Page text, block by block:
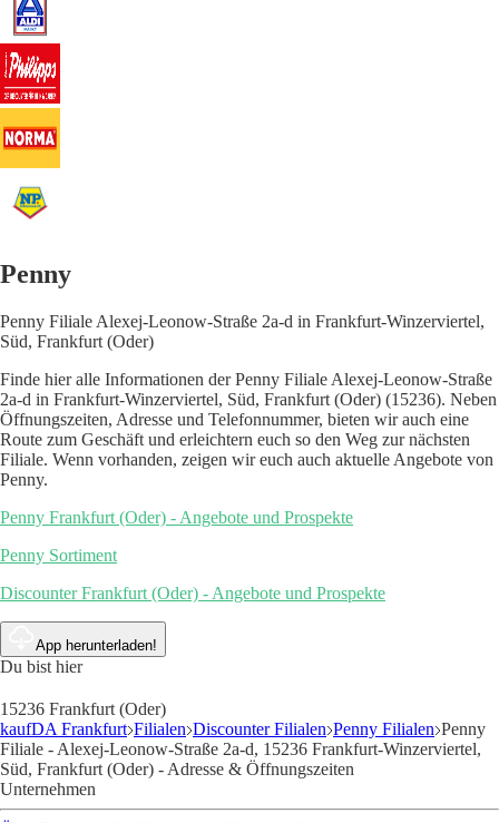
Penny
Penny Filiale Alexej-Leonow-Straße 2a-d in Frankfurt-Winzerviertel,
Süd, Frankfurt (Oder)
Finde hier alle Informationen der Penny Filiale Alexej-Leonow-Straße
2a-d in Frankfurt-Winzerviertel, Süd, Frankfurt (Oder) (15236). Neben
Öffnungszeiten, Adresse und Telefonnummer, bieten wir auch eine
Route zum Geschäft und erleichtern euch so den Weg zur nächsten
Filiale. Wenn vorhanden, zeigen wir euch auch aktuelle Angebote von
Penny.
Penny Frankfurt (Oder) - Angebote und Prospekte
Penny Sortiment
Discounter Frankfurt (Oder) - Angebote und Prospekte
App herunterladen!
Du bist hier
15236 Frankfurt (Oder)
kaufDA Frankfurt Filialen Discounter Filialen Penny Filialen Penny
Filiale - Alexej-Leonow-Straße 2a-d, 15236 Frankfurt-Winzerviertel,
Süd, Frankfurt (Oder) - Adresse & Öffnungszeiten
Unternehmen